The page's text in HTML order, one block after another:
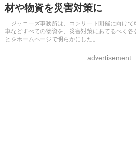
自由研究教材（小学生向け） 自由研究教材（中学生
材や物資を災害対策に
ジャニーズ事務所は、コンサート開催に向けて
車などすべての物資を、災害対策にあてるべく各
とをホームページで明らかにした。
advertisement